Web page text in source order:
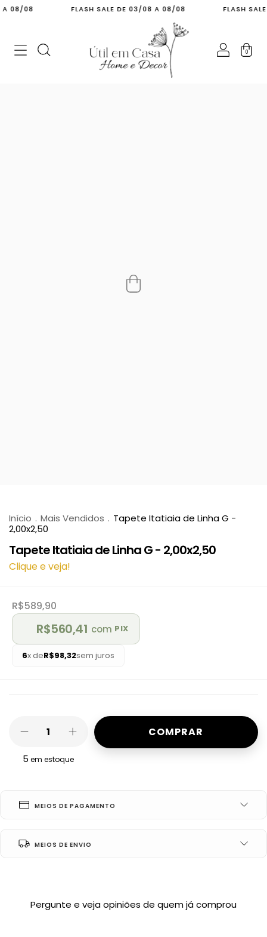
08/08 FLASH SALE DE 03/08 A 08/08 FLASH SALE
0
Início . Mais Vendidos . Tapete Itatiaia de Linha G -
2,00x2,50
Tapete Itatiaia de Linha G - 2,00x2,50
Clique e veja!
R$589,90
R$560,41 com PIX
6x deR$98,32sem juros
5 em estoque
MEIOS DE PAGAMENTO
MEIOS DE ENVIO
Pergunte e veja opiniões de quem já comprou